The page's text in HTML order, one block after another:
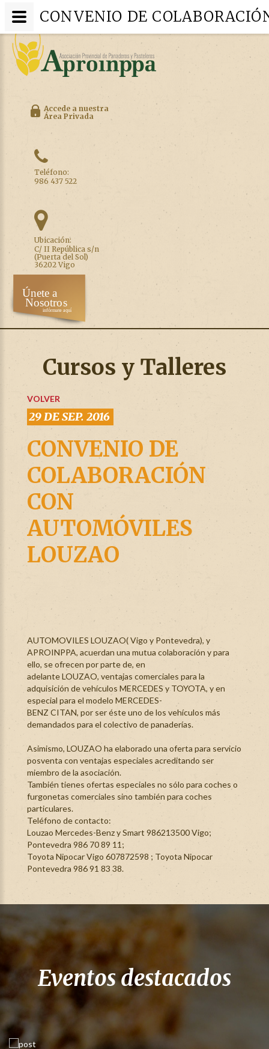
Accede a nuestra
Área Privada
Teléfono:
986 437 522
Ubicación:
C/ II República s/n
(Puerta del Sol)
36202 Vigo
Cursos y Talleres
VOLVER
29 DE SEP. 2016
CONVENIO DE
COLABORACIÓN
CON
AUTOMÓVILES
LOUZAO
AUTOMOVILES LOUZAO( Vigo y Pontevedra), y
APROINPPA, acuerdan una mutua colaboración y para
ello, se ofrecen por parte de, en
adelante LOUZAO, ventajas comerciales para la
adquisición de vehículos MERCEDES y TOYOTA, y en
especial para el modelo MERCEDES-
BENZ CITAN, por ser éste uno de los vehículos más
demandados para el colectivo de panaderías.
Asimismo, LOUZAO ha elaborado una oferta para servicio
posventa con ventajas especiales acreditando ser
miembro de la asociación.
También tienes ofertas especiales no sólo para coches o
furgonetas comerciales sino también para coches
particulares.
Teléfono de contacto:
Louzao Mercedes-Benz y Smart 986213500 Vigo;
Pontevedra 986 70 89 11;
Toyota Nipocar Vigo 607872598 ; Toyota Nipocar
Pontevedra 986 91 83 38.
Eventos destacados
CONVENIO DE